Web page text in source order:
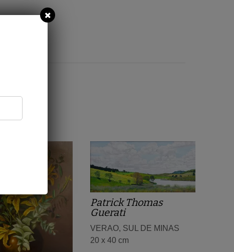
Patrick Thomas
Guerati
VERAO, SUL DE MINAS
20 x 40 cm